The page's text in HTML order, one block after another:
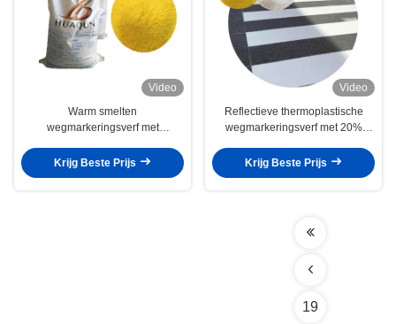
Video
Warm smelten
wegmarkeringsverf met
hechting slijtvastheid
Krijg Beste Prijs
Video
Reflectieve thermoplastische
wegmarkeringsverf met 20%
stoepmarkering
Krijg Beste Prijs
19